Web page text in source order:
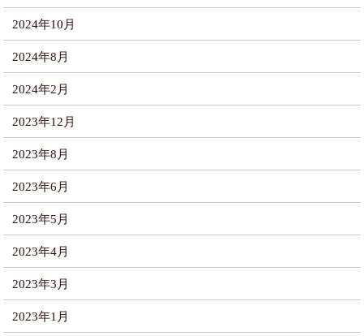
2024年10月
2024年8月
2024年2月
2023年12月
2023年8月
2023年6月
2023年5月
2023年4月
2023年3月
2023年1月